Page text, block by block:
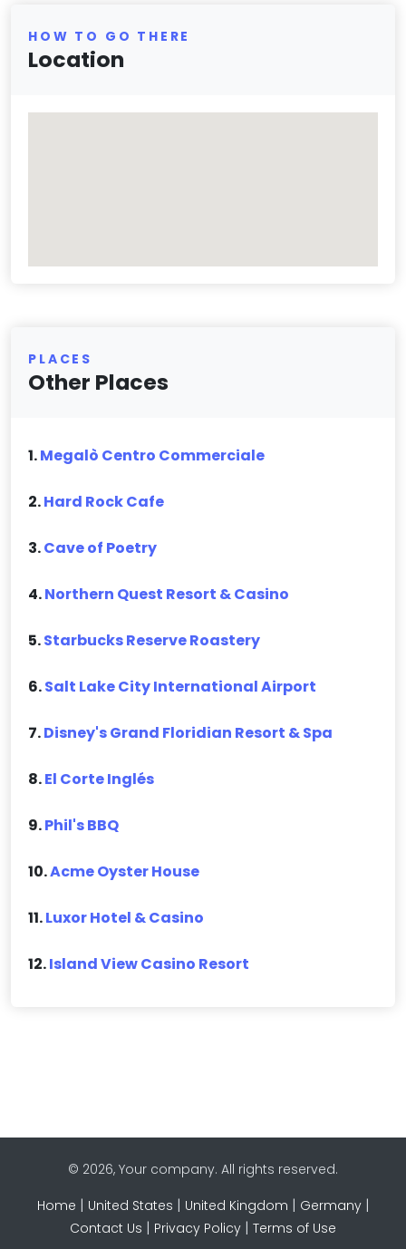
HOW TO GO THERE
Location
PLACES
Other Places
1.Megalò Centro Commerciale
2.Hard Rock Cafe
3.Cave of Poetry
4.Northern Quest Resort & Casino
5.Starbucks Reserve Roastery
6.Salt Lake City International Airport
7.Disney's Grand Floridian Resort & Spa
8.El Corte Inglés
9.Phil's BBQ
10.Acme Oyster House
11.Luxor Hotel & Casino
12.Island View Casino Resort
© 2026, Your company. All rights reserved.
Home | United States | United Kingdom | Germany|
Contact Us | Privacy Policy | Terms of Use